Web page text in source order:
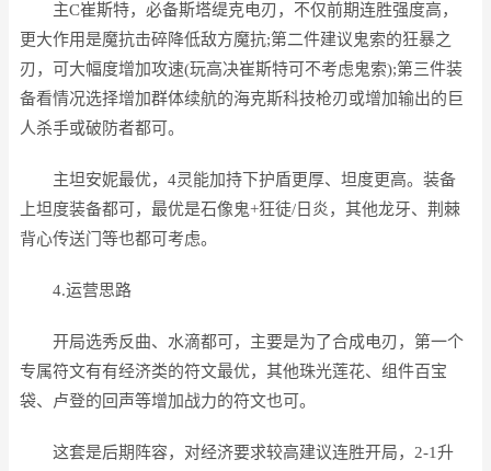
主C崔斯特，必备斯塔缇克电刃，不仅前期连胜强度高，
更大作用是魔抗击碎降低敌方魔抗;第二件建议鬼索的狂暴之
刃，可大幅度增加攻速(玩高决崔斯特可不考虑鬼索);第三件装
备看情况选择增加群体续航的海克斯科技枪刃或增加输出的巨
人杀手或破防者都可。
主坦安妮最优，4灵能加持下护盾更厚、坦度更高。装备
上坦度装备都可，最优是石像鬼+狂徒/日炎，其他龙牙、荆棘
背心传送门等也都可考虑。
4.运营思路
开局选秀反曲、水滴都可，主要是为了合成电刃，第一个
专属符文有有经济类的符文最优，其他珠光莲花、组件百宝
袋、卢登的回声等增加战力的符文也可。
这套是后期阵容，对经济要求较高建议连胜开局，2-1升